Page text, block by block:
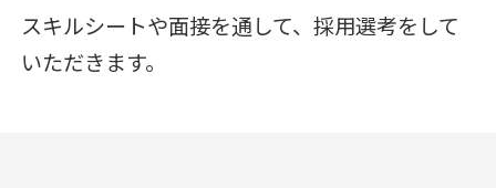
スキルシートや面接を通して、採用選考をして
いただきます。